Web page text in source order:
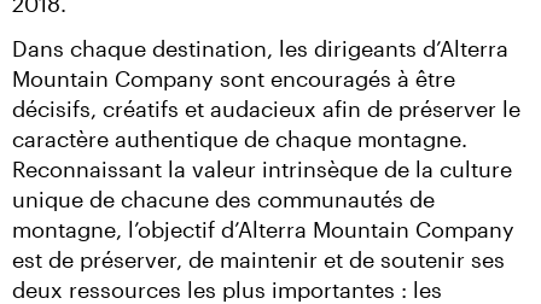
Dans chaque destination, les dirigeants d’Alterra
Mountain Company sont encouragés à être
décisifs, créatifs et audacieux afin de préserver le
caractère authentique de chaque montagne.
Reconnaissant la valeur intrinsèque de la culture
unique de chacune des communautés de
montagne, l’objectif d’Alterra Mountain Company
est de préserver, de maintenir et de soutenir ses
deux ressources les plus importantes : les